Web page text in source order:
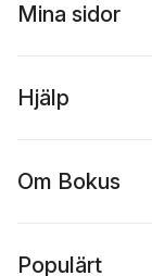
Mina sidor
Hjälp
Om Bokus
Populärt